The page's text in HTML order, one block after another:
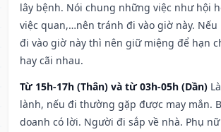
lây bệnh. Nói chung những việc như hội
việc quan,…nên tránh đi vào giờ này. Nếu
đi vào giờ này thì nên giữ miệng để hạn
hay cãi nhau.
Từ 15h-17h (Thân) và từ 03h-05h (Dần)
lành, nếu đi thường gặp được may mắn.
doanh có lời. Người đi sắp về nhà. Phụ